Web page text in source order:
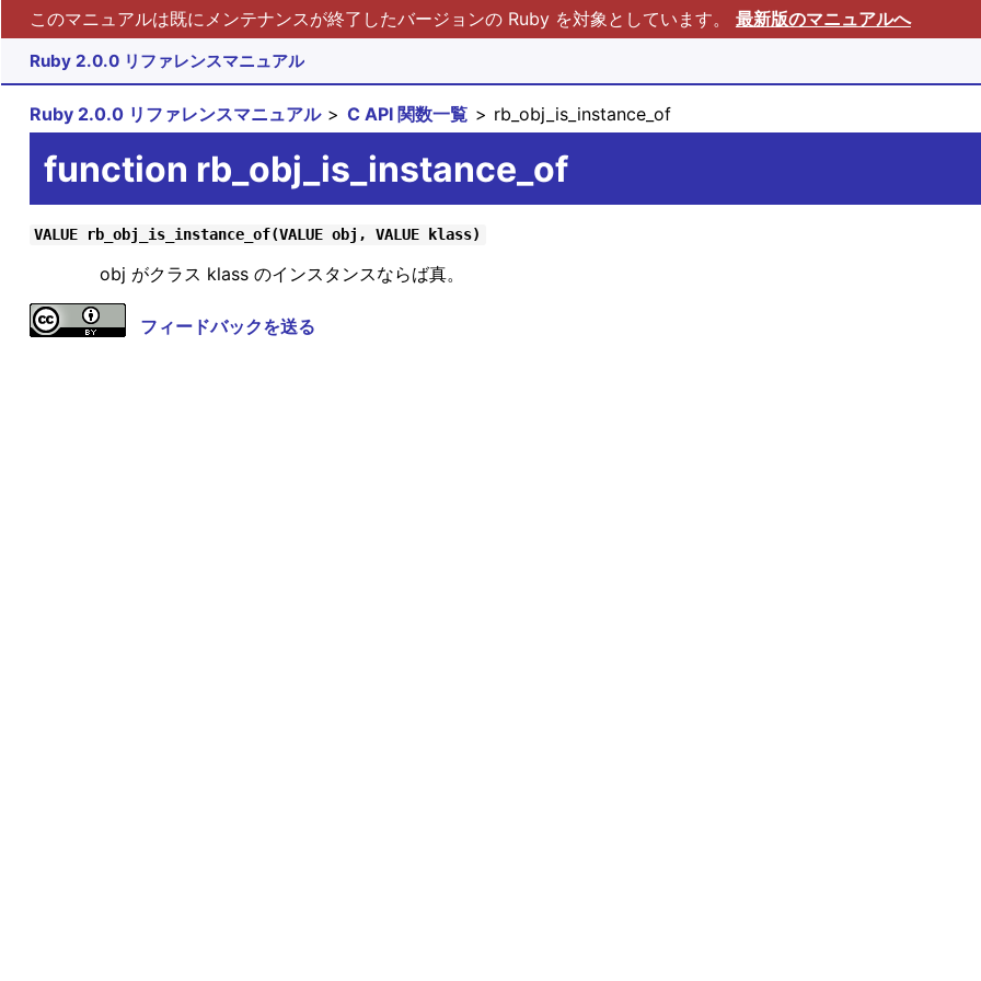
このマニュアルは既にメンテナンスが終了したバージョンの Ruby を対象としています。 最新版のマニュアルへ
Ruby 2.0.0 リファレンスマニュアル
Ruby 2.0.0 リファレンスマニュアル C API 関数一覧 rb_obj_is_instance_of
function rb_obj_is_instance_of
VALUE rb_obj_is_instance_of(VALUE obj, VALUE klass)
obj がクラス klass のインスタンスならば真。
フィードバックを送る